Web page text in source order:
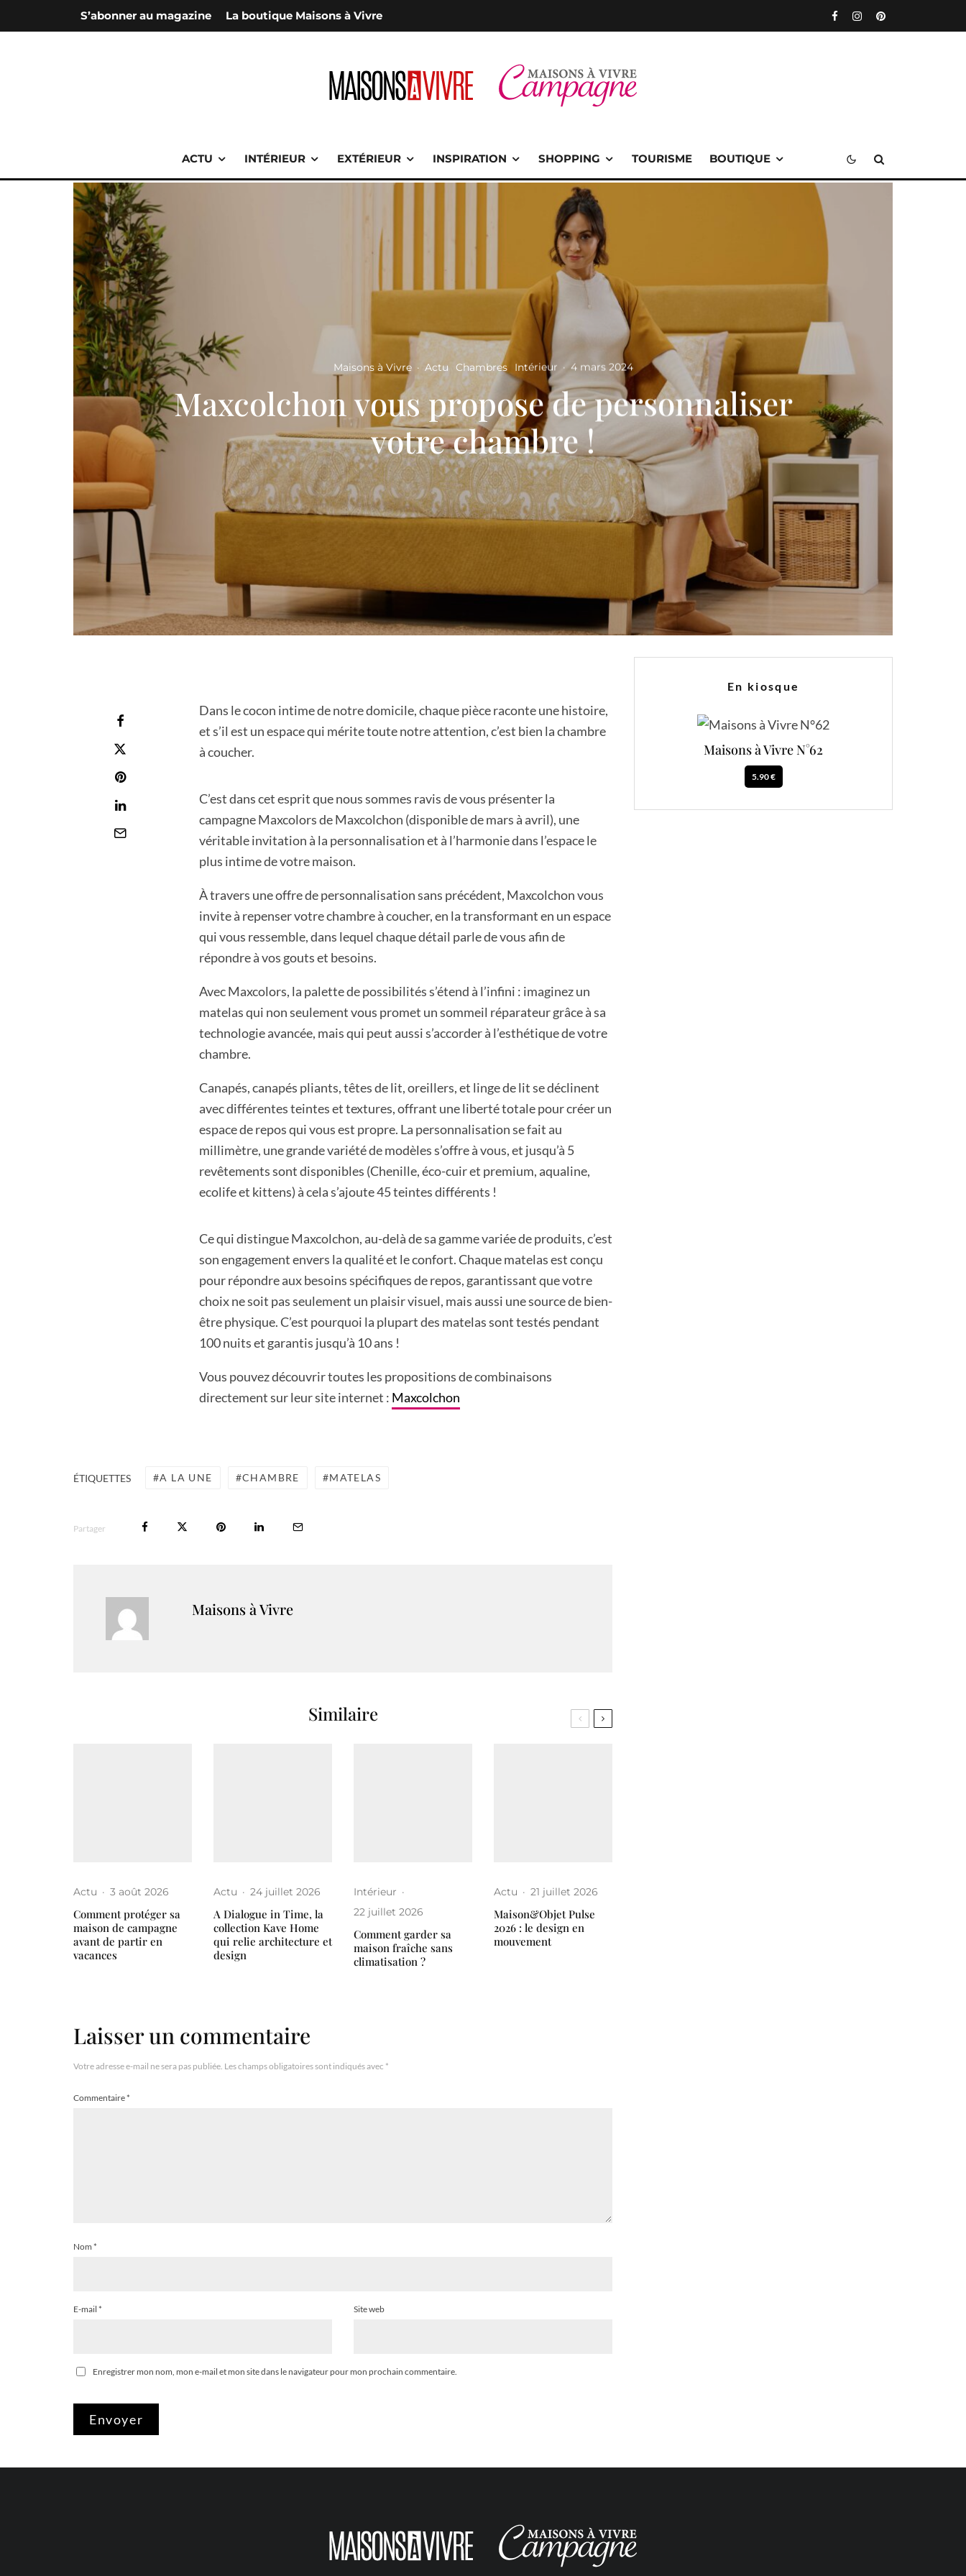
S’abonner au magazine La boutique Maisons à Vivre
ACTU INTÉRIEUR EXTÉRIEUR INSPIRATION SHOPPING TOURISME BOUTIQUE
Maisons à Vivre · Actu Chambres Intérieur · 4 mars 2024
Maxcolchon vous propose de personnaliser
votre chambre !
Dans le cocon intime de notre domicile, chaque pièce raconte une histoire,
et s’il est un espace qui mérite toute notre attention, c’est bien la chambre
à coucher.
C’est dans cet esprit que nous sommes ravis de vous présenter la
campagne Maxcolors de Maxcolchon (disponible de mars à avril), une
véritable invitation à la personnalisation et à l’harmonie dans l’espace le
plus intime de votre maison.
À travers une offre de personnalisation sans précédent, Maxcolchon vous
invite à repenser votre chambre à coucher, en la transformant en un espace
qui vous ressemble, dans lequel chaque détail parle de vous afin de
répondre à vos gouts et besoins.
Avec Maxcolors, la palette de possibilités s’étend à l’infini : imaginez un
matelas qui non seulement vous promet un sommeil réparateur grâce à sa
technologie avancée, mais qui peut aussi s’accorder à l’esthétique de votre
chambre.
Canapés, canapés pliants, têtes de lit, oreillers, et linge de lit se déclinent
avec différentes teintes et textures, offrant une liberté totale pour créer un
espace de repos qui vous est propre. La personnalisation se fait au
millimètre, une grande variété de modèles s’offre à vous, et jusqu’à 5
revêtements sont disponibles (Chenille, éco-cuir et premium, aqualine,
ecolife et kittens) à cela s’ajoute 45 teintes différents !
Ce qui distingue Maxcolchon, au-delà de sa gamme variée de produits, c’est
son engagement envers la qualité et le confort. Chaque matelas est conçu
pour répondre aux besoins spécifiques de repos, garantissant que votre
choix ne soit pas seulement un plaisir visuel, mais aussi une source de bien-
être physique. C’est pourquoi la plupart des matelas sont testés pendant
100 nuits et garantis jusqu’à 10 ans !
Vous pouvez découvrir toutes les propositions de combinaisons
directement sur leur site internet : Maxcolchon
ÉTIQUETTES A LA UNE CHAMBRE MATELAS
Partager
Maisons à Vivre
Similaire
Actu · 3 août 2026
Comment protéger sa
maison de campagne
avant de partir en
vacances
Actu · 24 juillet 2026
A Dialogue in Time, la
collection Kave Home
qui relie architecture et
design
Intérieur ·
22 juillet 2026
Comment garder sa
maison fraîche sans
climatisation ?
Actu · 21 juillet 2026
Maison&Objet Pulse
2026 : le design en
mouvement
Laisser un commentaire
Votre adresse e-mail ne sera pas publiée. Les champs obligatoires sont indiqués avec *
Commentaire*
Nom *
E-mail * Site web
Enregistrer mon nom, mon e-mail et mon site dans le navigateur pour mon prochain commentaire.
En kiosque
Maisons à Vivre N°62
5.90 €